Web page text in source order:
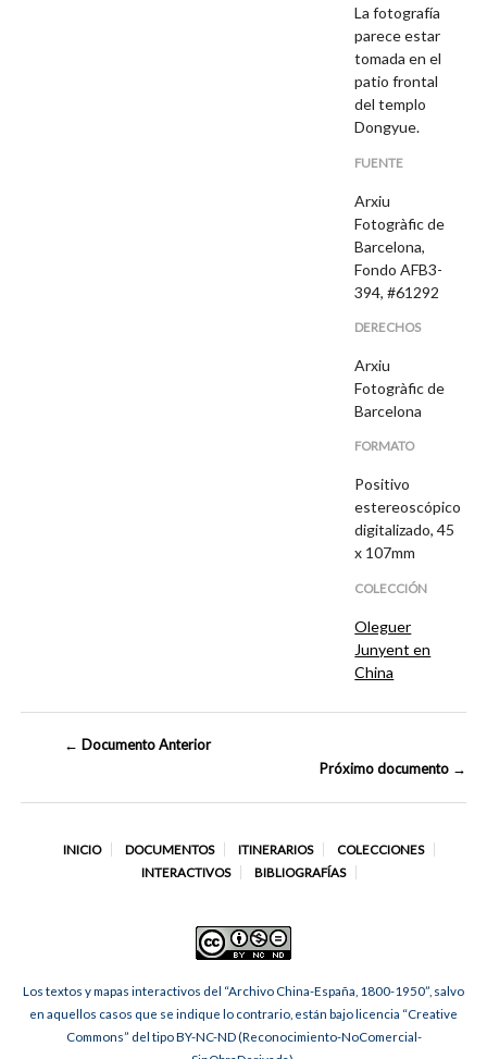
La fotografía
parece estar
tomada en el
patio frontal
del templo
Dongyue.
FUENTE
Arxiu
Fotogràfic de
Barcelona,
Fondo AFB3-
394, #61292
DERECHOS
Arxiu
Fotogràfic de
Barcelona
FORMATO
Positivo
estereoscópico
digitalizado, 45
x 107mm
COLECCIÓN
Oleguer
Junyent en
China
← Documento Anterior
Próximo documento →
INICIO DOCUMENTOS ITINERARIOS
COLECCIONES
INTERACTIVOS
BIBLIOGRAFÍAS
Los textos y mapas interactivos del “Archivo China-España, 1800-1950”, salvo
en aquellos casos que se indique lo contrario, están bajo licencia “Creative
Commons” del tipo BY-NC-ND (Reconocimiento-NoComercial-